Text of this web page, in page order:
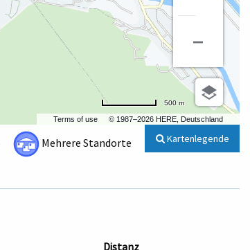
Terms of use © 1987–2026 HERE, Deutschland
500 m
Mehrere Standorte Kartenlegende
Distanz